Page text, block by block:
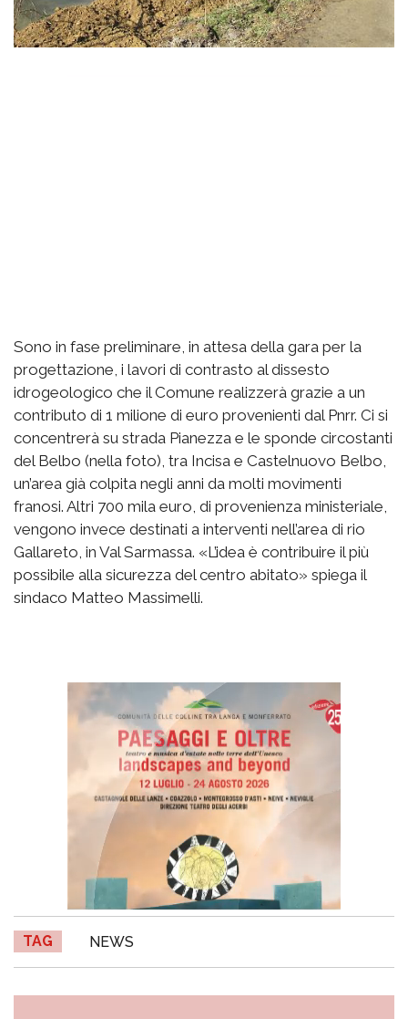
Sono in fase preliminare, in attesa della gara per la
progettazione, i lavori di contrasto al dissesto
idrogeologico che il Comune realizzerà grazie a un
contributo di 1 milione di euro provenienti dal Pnrr. Ci si
concentrerà su strada Pianezza e le sponde circostanti
del Belbo (nella foto), tra Incisa e Castelnuovo Belbo,
un’area già colpita negli anni da molti movimenti
franosi. Altri 700 mila euro, di provenienza ministeriale,
vengono invece destinati a interventi nell’area di rio
Gallareto, in Val Sarmassa. «L’idea è contribuire il più
possibile alla sicurezza del centro abitato» spiega il
sindaco Matteo Massimelli.
TAG NEWS